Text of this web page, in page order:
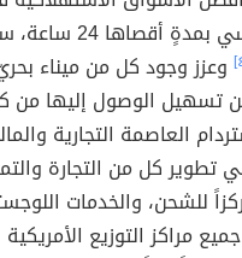
وقتٍ قياسي
وعزز وجود كل من ميناء
تسهيل الوصول إليها من
العاصمة التجارية
تطوير كل من التجارة
للشحن، والخدمات
مراكز التوزيع الأمريكية